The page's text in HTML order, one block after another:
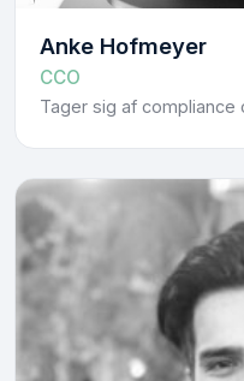
Anke Hofmeyer
CCO
Tager sig af